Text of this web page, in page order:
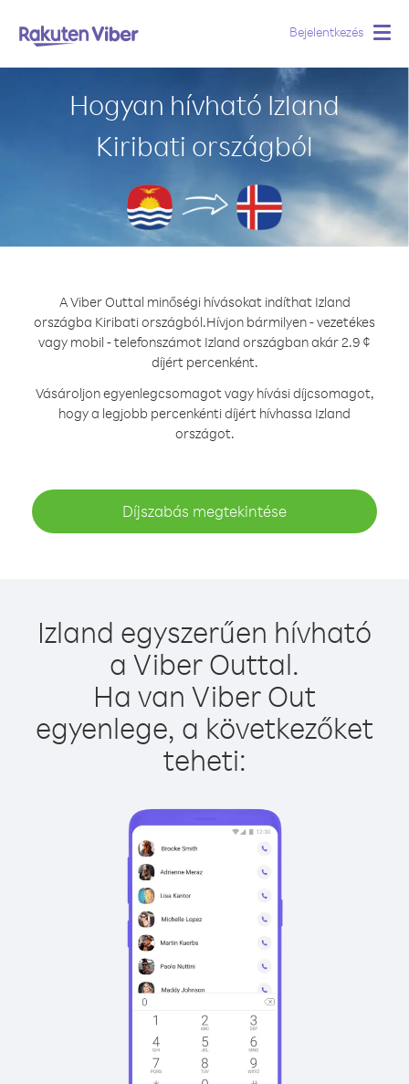
Bejelentkezés
Hogyan hívható Izland
Kiribati országból
A Viber Outtal minőségi hívásokat indíthat Izland
országba Kiribati országból.Hívjon bármilyen - vezetékes
vagy mobil - telefonszámot Izland országban akár 2.9 ¢
díjért percenként.
Vásároljon egyenlegcsomagot vagy hívási díjcsomagot,
hogy a legjobb percenkénti díjért hívhassa Izland
országot.
Díjszabás megtekintése
Izland egyszerűen hívható
a Viber Outtal.
Ha van Viber Out
egyenlege, a következőket
teheti: